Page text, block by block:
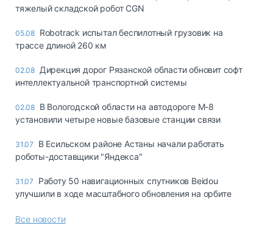
тяжелый складской робот CGN
05.08 Robotrack испытал беспилотный грузовик на
трассе длиной 260 км
02.08 Дирекция дорог Рязанской области обновит софт
интеллектуальной транспортной системы
02.08 В Вологодской области на автодороге М-8
установили четыре новые базовые станции связи
31.07
В Есильском районе Астаны начали работать
роботы-доставщики "Яндекса"
31.07
Работу 50 навигационных спутников Beidou
улучшили в ходе масштабного обновления на орбите
Все новости